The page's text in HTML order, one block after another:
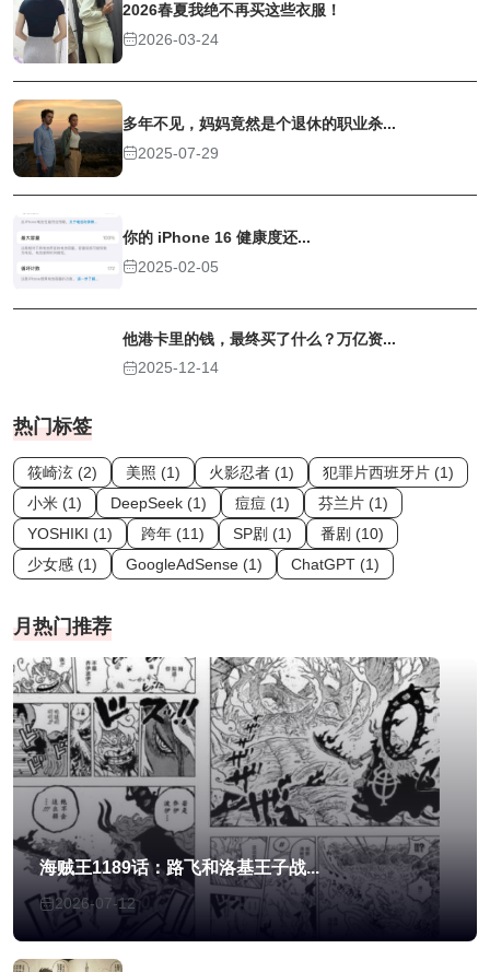
2026春夏我绝不再买这些衣服！
2026-03-24
多年不见，妈妈竟然是个退休的职业杀...
2025-07-29
你的 iPhone 16 健康度还...
2025-02-05
他港卡里的钱，最终买了什么？万亿资...
2025-12-14
热门标签
筱崎泫 (2) 美照 (1) 火影忍者 (1)
犯罪片西班牙片 (1)
小米 (1)
DeepSeek (1) 痘痘 (1)
芬兰片 (1)
YOSHIKI (1)
跨年 (11) SP剧 (1)
番剧 (10)
少女感 (1)
GoogleAdSense (1) ChatGPT (1)
月热门推荐
海贼王1189话：路飞和洛基王子战...
2026-07-12